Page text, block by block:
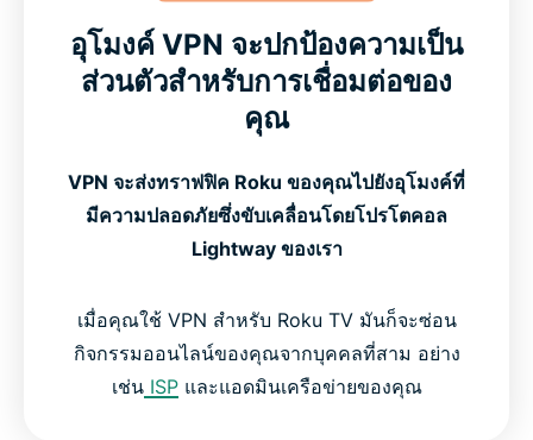
อุโมงค์ VPN จะปกป้องความเป็น
ส่วนตัวสำหรับการเชื่อมต่อของ
คุณ
VPN จะส่งทราฟฟิค Roku ของคุณไปยังอุโมงค์ที่
มีความปลอดภัยซึ่งขับเคลื่อนโดยโปรโตคอล
Lightway ของเรา
เมื่อคุณใช้ VPN สำหรับ Roku TV มันก็จะซ่อน
กิจกรรมออนไลน์ของคุณจากบุคคลที่สาม อย่าง
เช่นISPและแอดมินเครือข่ายของคุณ